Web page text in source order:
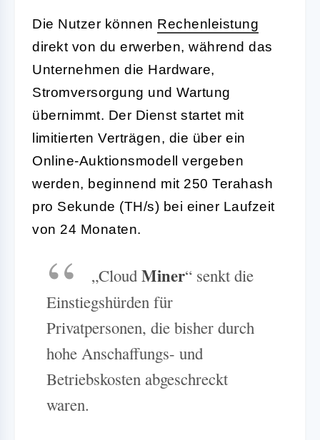
Die Nutzer können Rechenleistung
direkt von du erwerben, während das
Unternehmen die Hardware,
Stromversorgung und Wartung
übernimmt. Der Dienst startet mit
limitierten Verträgen, die über ein
Online-Auktionsmodell vergeben
werden, beginnend mit 250 Terahash
pro Sekunde (TH/s) bei einer Laufzeit
von 24 Monaten.
„Cloud Miner“ senkt die
Einstiegshürden für
Privatpersonen, die bisher durch
hohe Anschaffungs- und
Betriebskosten abgeschreckt
waren.